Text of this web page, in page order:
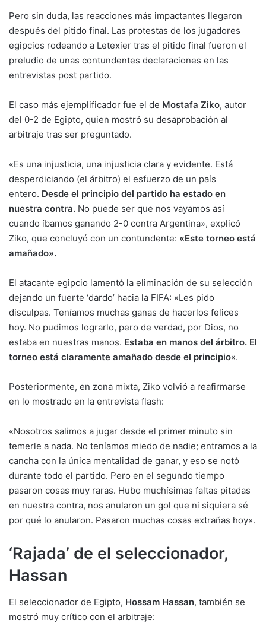
Pero sin duda, las reacciones más impactantes llegaron
después del pitido final. Las protestas de los jugadores
egipcios rodeando a Letexier tras el pitido final fueron el
preludio de unas contundentes declaraciones en las
entrevistas post partido.
El caso más ejemplificador fue el de Mostafa Ziko, autor
del 0-2 de Egipto, quien mostró su desaprobación al
arbitraje tras ser preguntado.
«Es una injusticia, una injusticia clara y evidente. Está
desperdiciando (el árbitro) el esfuerzo de un país
entero. Desde el principio del partido ha estado en
nuestra contra. No puede ser que nos vayamos así
cuando íbamos ganando 2-0 contra Argentina», explicó
Ziko, que concluyó con un contundente: «Este torneo está
amañado».
El atacante egipcio lamentó la eliminación de su selección
dejando un fuerte ‘dardo’ hacia la FIFA: «Les pido
disculpas. Teníamos muchas ganas de hacerlos felices
hoy. No pudimos lograrlo, pero de verdad, por Dios, no
estaba en nuestras manos. Estaba en manos del árbitro. El
torneo está claramente amañado desde el principio«.
Posteriormente, en zona mixta, Ziko volvió a reafirmarse
en lo mostrado en la entrevista flash:
«Nosotros salimos a jugar desde el primer minuto sin
temerle a nada. No teníamos miedo de nadie; entramos a la
cancha con la única mentalidad de ganar, y eso se notó
durante todo el partido. Pero en el segundo tiempo
pasaron cosas muy raras. Hubo muchísimas faltas pitadas
en nuestra contra, nos anularon un gol que ni siquiera sé
por qué lo anularon. Pasaron muchas cosas extrañas hoy».
‘Rajada’ de el seleccionador,
Hassan
El seleccionador de Egipto, Hossam Hassan, también se
mostró muy crítico con el arbitraje: